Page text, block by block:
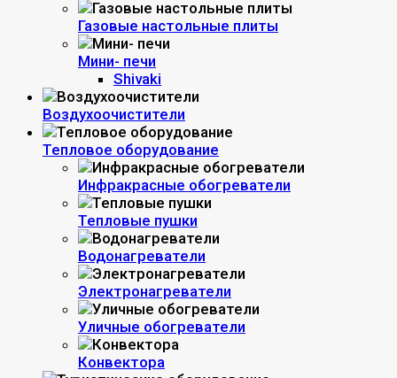
Газовые настольные плиты
Мини- печи
Shivaki
Воздухоочистители
Тепловое оборудование
Инфракрасные обогреватели
Тепловые пушки
Водонагреватели
Электронагреватели
Уличные обогреватели
Конвектора